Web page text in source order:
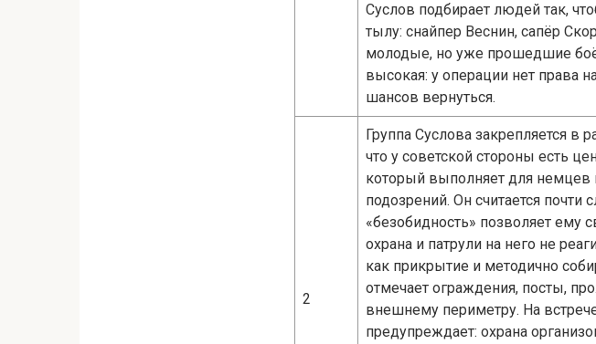
Суслов подбирает людей так,
тылу: снайпер Веснин, сапёр
молодые, но уже прошедшие
высокая: у операции нет права
шансов вернуться.
2
Группа Суслова закрепляется в
что у советской стороны есть
который выполняет для
подозрений. Он считается
«безобидность» позволяет ему
охрана и патрули на него не
как прикрытие и методично
отмечает ограждения, посты,
внешнему периметру. На
предупреждает: охрана